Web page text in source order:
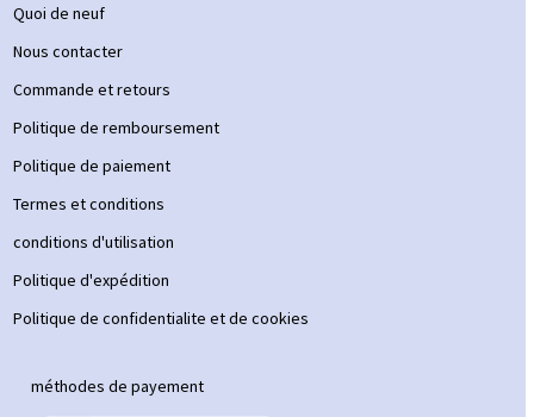
Quoi de neuf
Nous contacter
Commande et retours
Politique de remboursement
Politique de paiement
Termes et conditions
conditions d'utilisation
Politique d'expédition
Politique de confidentialite et de cookies
méthodes de payement